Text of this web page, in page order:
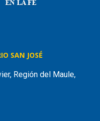
SAN JOSÉ
Región del Maule,